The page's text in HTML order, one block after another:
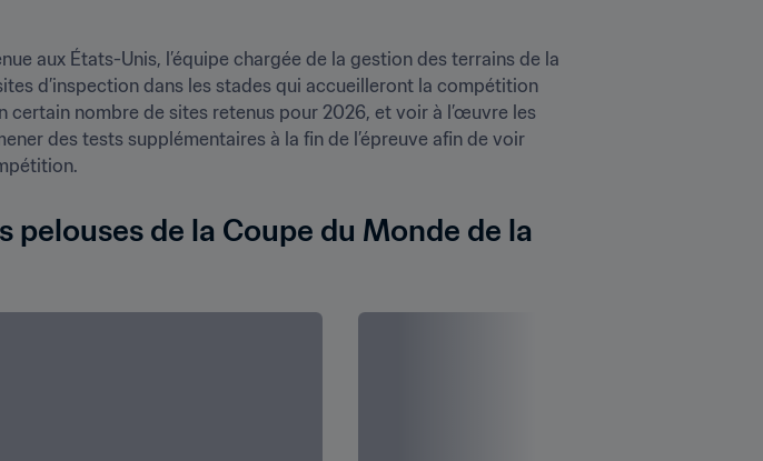
d’inspection dans les stades qui accueilleront la compétition
certain nombre de sites retenus pour 2026, et voir à l’œuvre les
des tests supplémentaires à la fin de l’épreuve afin de voir
de la Coupe du Monde de la